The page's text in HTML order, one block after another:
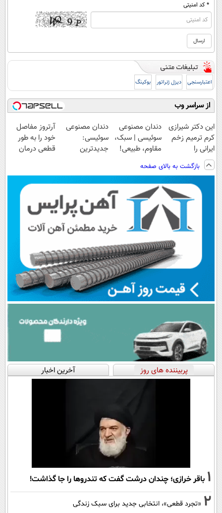
* کد امنیتی
اعتبارسنجی دیزل ژنراتور بوکینگ
از سراسر وب
این دکتر شیرازی
کرم ترمیم زخم
ایرانی را
ساخت!!!
دندان مصنوعی
سوئیسی | سبک،
مقاوم، طبیعی!
رایگان+پرداخت
اقساطی😍
دندان مصنوعی
سوئیسی:
جدیدترین
پرداخت قسطی
آرتروز مفاصل
خود را به طور
قطعی درمان
بازگشت به بالای صفحه
پربیننده های روز آخرین اخبار
1 باقر خرازی؛ چندان درشت گفت که تندروها را جا گذاشت!
2 «تجرد قطعی»، انتخابی جدید برای سبک زندگی